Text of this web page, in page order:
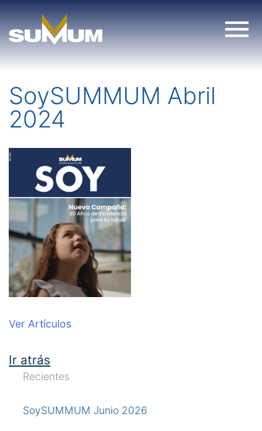
content
SoySUMMUM Abril
2024
Ver Artículos
Ir atrás
Recientes
SoySUMMUM Junio 2026